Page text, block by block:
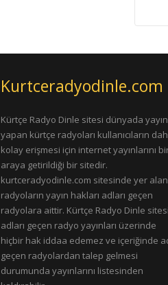
Kurtceradyodinle.com
Kürtçe Radyo Dinle sitesi dünyada yayın
yapan kürtçe radyoları kullanıcıların
kolay erişmesi için internet yayınlarını
araya getirildiği bir sitedir.
kurtceradyodinle.com sitesinde yer alan
radyoların yayın hakları adları geçen
radyolara aittir. Kürtçe Radyo Dinle sitesi
adları geçen radyo yayınları üzerinde
hiçbir hak iddaa edemez ve içeriğinde
geçen radyolardan talep gelmesi
durumunda yayınlarını listesinden